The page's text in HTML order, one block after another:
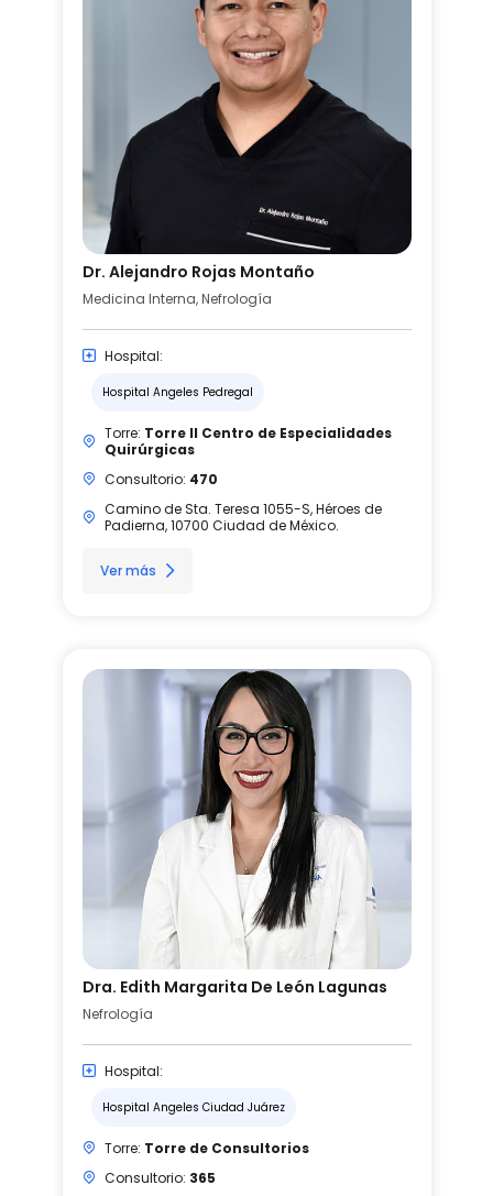
Dr. Alejandro Rojas Montaño
Medicina Interna, Nefrología
Hospital:
Hospital Angeles Pedregal
Torre: Torre II Centro de Especialidades
Quirúrgicas
Consultorio: 470
Camino de Sta. Teresa 1055-S, Héroes de
Padierna, 10700 Ciudad de México.
Ver más
Dra. Edith Margarita De León Lagunas
Nefrología
Hospital:
Hospital Angeles Ciudad Juárez
Torre: Torre de Consultorios
Consultorio: 365